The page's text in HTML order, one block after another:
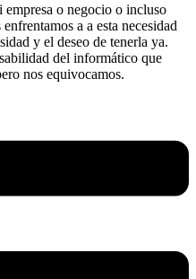
empresa o negocio o incluso
a a esta necesidad
y el deseo de tenerla ya.
del informático que
nos equivocamos.